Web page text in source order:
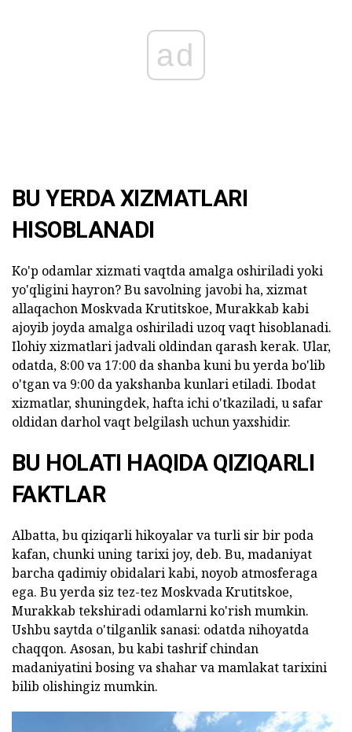
ad
BU YERDA XIZMATLARI
HISOBLANADI
Ko'p odamlar xizmati vaqtda amalga oshiriladi yoki
yo'qligini hayron? Bu savolning javobi ha, xizmat
allaqachon Moskvada Krutitskoe, Murakkab kabi
ajoyib joyda amalga oshiriladi uzoq vaqt hisoblanadi.
Ilohiy xizmatlari jadvali oldindan qarash kerak. Ular,
odatda, 8:00 va 17:00 da shanba kuni bu yerda bo'lib
o'tgan va 9:00 da yakshanba kunlari etiladi. Ibodat
xizmatlar, shuningdek, hafta ichi o'tkaziladi, u safar
oldidan darhol vaqt belgilash uchun yaxshidir.
BU HOLATI HAQIDA QIZIQARLI
FAKTLAR
Albatta, bu qiziqarli hikoyalar va turli sir bir poda
kafan, chunki uning tarixi joy, deb. Bu, madaniyat
barcha qadimiy obidalari kabi, noyob atmosferaga
ega. Bu yerda siz tez-tez Moskvada Krutitskoe,
Murakkab tekshiradi odamlarni ko'rish mumkin.
Ushbu saytda o'tilganlik sanasi: odatda nihoyatda
chaqqon. Asosan, bu kabi tashrif chindan
madaniyatini bosing va shahar va mamlakat tarixini
bilib olishingiz mumkin.